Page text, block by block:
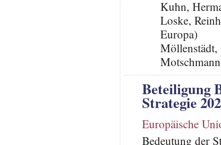
Kuhn,
Loske,
Europa)
Beteiligung
Strategie
Europäische
Bedeutung der